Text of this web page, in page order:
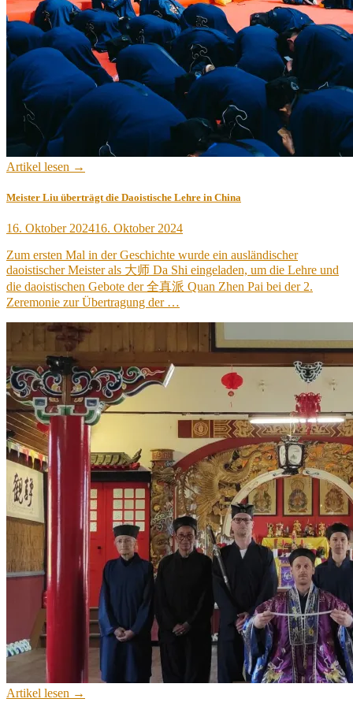
Artikel lesen →
Meister Liu überträgt die Daoistische Lehre in China
Veröffentlicht
16. Oktober 202416. Oktober 2024
Zum ersten Mal in der Geschichte wurde ein ausländischer
daoistischer Meister als 大师 Da Shi eingeladen, um die Lehre und
die daoistischen Gebote der 全真派 Quan Zhen Pai bei der 2.
Zeremonie zur Übertragung der …
Artikel lesen →